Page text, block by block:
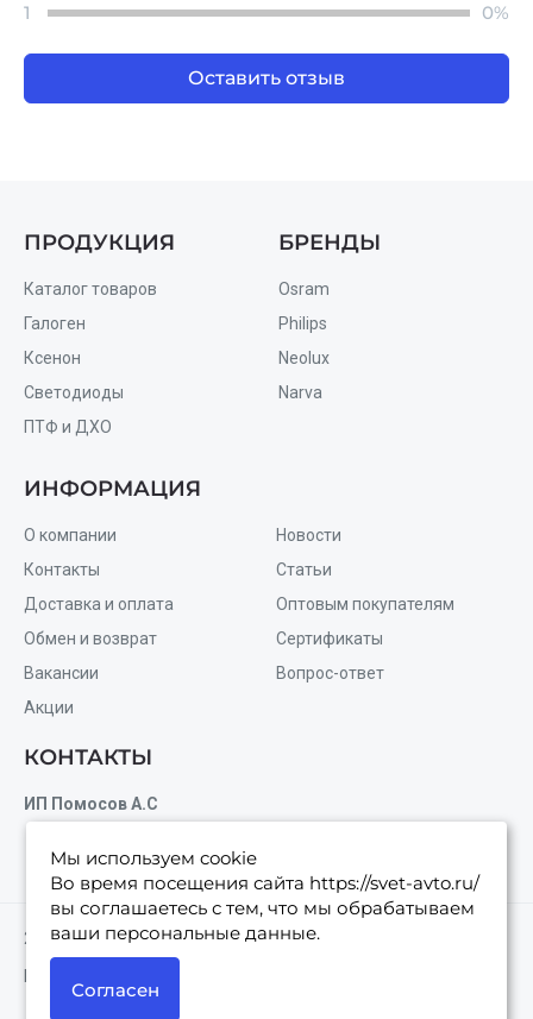
1
0%
Оставить отзыв
ПРОДУКЦИЯ
Каталог товаров
Галоген
Ксенон
Светодиоды
ПТФ и ДХО
БРЕНДЫ
Osram
Philips
Neolux
Narva
ИНФОРМАЦИЯ
О компании
Контакты
Доставка и оплата
Обмен и возврат
Вакансии
Акции
Новости
Статьи
Оптовым покупателям
Сертификаты
Вопрос-ответ
КОНТАКТЫ
ИП Помосов А.С
zakaz@svet-avto.ru
2021 © Svet-avto. Все права защищены.
Мы используем cookie
Во время посещения сайта https://svet-avto.ru/
вы соглашаетесь с тем, что мы обрабатываем
ваши персональные данные.
Согласен